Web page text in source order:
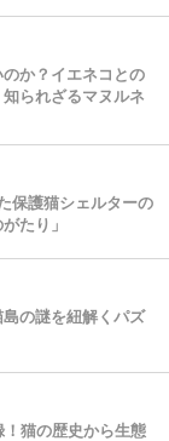
か？イエネコとの
られざるマヌルネ
保護猫シェルターの
たり」
の謎を紐解くパズ
猫の歴史から生態